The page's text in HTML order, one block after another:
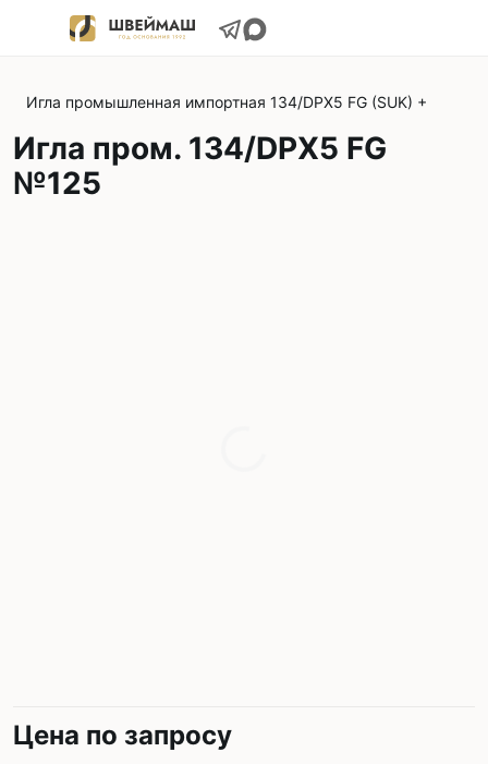
Игла промышленная импортная 134/DPX5 FG (SUK) +
Игла пром. 134/DPX5 FG
№125
Цена по запросу